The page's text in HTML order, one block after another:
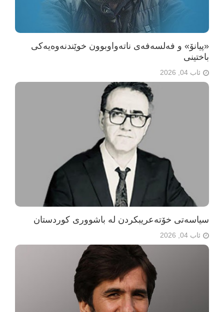
«پیانۆ» و فەلسەفەی ناتەواوبوون خوێندنەوەیەکی
باختینی
ئاب 04, 2026
سیاسەتی خۆتەعریبکردن لە باشووری کوردستان
ئاب 04, 2026